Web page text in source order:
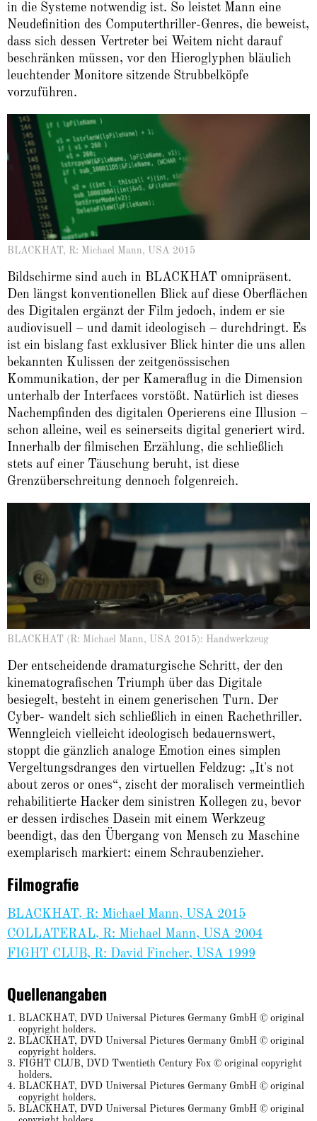
in die Systeme notwendig ist. So leistet Mann eine
Neudefinition des Computerthriller-Genres, die beweist,
dass sich dessen Vertreter bei Weitem nicht darauf
beschränken müssen, vor den Hieroglyphen bläulich
leuchtender Monitore sitzende Strubbelköpfe
vorzuführen.
BLACKHAT, R: Michael Mann, USA 2015
Bildschirme sind auch in BLACKHAT omnipräsent.
Den längst konventionellen Blick auf diese Oberflächen
des Digitalen ergänzt der Film jedoch, indem er sie
audiovisuell – und damit ideologisch – durchdringt. Es
ist ein bislang fast exklusiver Blick hinter die uns allen
bekannten Kulissen der zeitgenössischen
Kommunikation, der per Kameraflug in die Dimension
unterhalb der Interfaces vorstößt. Natürlich ist dieses
Nachempfinden des digitalen Operierens eine Illusion –
schon alleine, weil es seinerseits digital generiert wird.
Innerhalb der filmischen Erzählung, die schließlich
stets auf einer Täuschung beruht, ist diese
Grenzüberschreitung dennoch folgenreich.
BLACKHAT (R: Michael Mann, USA 2015): Handwerkzeug
Der entscheidende dramaturgische Schritt, der den
kinematografischen Triumph über das Digitale
besiegelt, besteht in einem generischen Turn. Der
Cyber- wandelt sich schließlich in einen Rachethriller.
Wenngleich vielleicht ideologisch bedauernswert,
stoppt die gänzlich analoge Emotion eines simplen
Vergeltungsdranges den virtuellen Feldzug: „It's not
about zeros or ones“, zischt der moralisch vermeintlich
rehabilitierte Hacker dem sinistren Kollegen zu, bevor
er dessen irdisches Dasein mit einem Werkzeug
beendigt, das den Übergang von Mensch zu Maschine
exemplarisch markiert: einem Schraubenzieher.
Filmografie
BLACKHAT, R: Michael Mann, USA 2015
COLLATERAL, R: Michael Mann, USA 2004
FIGHT CLUB, R: David Fincher, USA 1999
Quellenangaben
BLACKHAT, DVD Universal Pictures Germany GmbH © original
copyright holders.
BLACKHAT, DVD Universal Pictures Germany GmbH © original
copyright holders.
FIGHT CLUB, DVD Twentieth Century Fox © original copyright
holders.
BLACKHAT, DVD Universal Pictures Germany GmbH © original
copyright holders.
BLACKHAT, DVD Universal Pictures Germany GmbH © original